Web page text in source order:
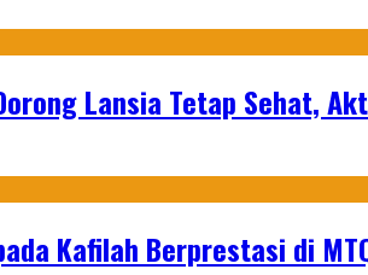
Lansia Tetap Sehat,
Kafilah Berprestasi di